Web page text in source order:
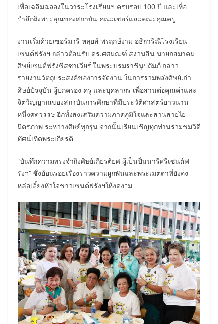
เพื่อเฉลิมฉลองในวาระโรงเรียนฯ ครบรอบ 100 ปี และเพื่อ
รำลึกถึงพระคุณของสถาบัน คณะเซอร์และคณะคุณครู
งานเริ่มด้วยเซอร์มารี หลุยส์ พรฤกษ์งาม อธิการิณีโรงเรียน
เซนต์ฟรังฯ กล่าวต้อนรับ ดร.ศศมณฑ์ สงวนสิน นายกสมาคม
ศิษย์เซนต์ฟรังซีสซาเวียร์ ในพระบรมราชินูปถัมภ์ กล่าว
รายงานวัตถุประสงค์ของการจัดงาน ในการรวมพลังศิษย์เก่า
ศิษย์ปัจจุบัน ผู้ปกครอง ครู และบุคลากร เพื่อสานต่อคุณค่าและ
จิตวิญญาณของสถาบันการศึกษาที่มีประวัติศาสตร์ยาวนาน
หนึ่งศตวรรษ อีกทั้งส่งเสริมความภาคภูมิใจและสานสายไย
มิตรภาพ ระหว่างศิษย์ทุกรุ่น จากนั้นเรียนเชิญทุกท่านร่วมชมวิดี
ทัศน์เทิดพระเกียรติ
“บันทึกความทรงจำถึงศิษย์เกียรติยศ ผู้เป็นปิ่นนารีศรีเซนต์ฟ
รังฯ” ซึ่งย้อนรอยเรื่องราวความผูกพันและพระเมตตาที่ยังคง
หล่อเลี้ยงหัวใจชาวเซนต์ฟรังฯให้งดงาม